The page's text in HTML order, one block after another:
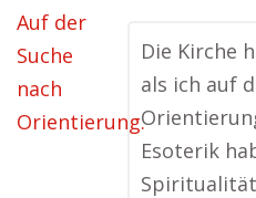
Die Kirche
als ich auf
Esoterik